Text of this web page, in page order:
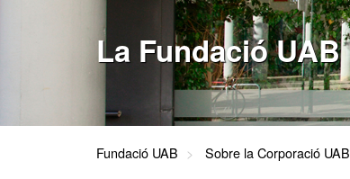
BARCELONA
La Fundació UAB
Fundació UAB Sobre la Corporació UAB